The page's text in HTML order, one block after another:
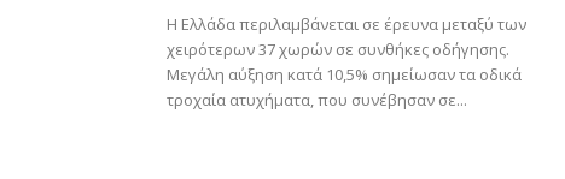
Η Ελλάδα περιλαμβάνεται σε έρευνα μεταξύ των
χειρότερων 37 χωρών σε συνθήκες οδήγησης.
Μεγάλη αύξηση κατά 10,5% σημείωσαν τα οδικά
τροχαία ατυχήματα, που συνέβησαν σε...